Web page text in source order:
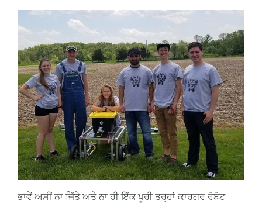
ਭਾਵੇਂ ਅਸੀਂ ਨਾ ਜਿੱਤੇ ਅਤੇ ਨਾ ਹੀ ਇੱਕ ਪੂਰੀ ਤਰ੍ਹਾਂ ਕਾਰਗਰ ਰੋਬੋਟ